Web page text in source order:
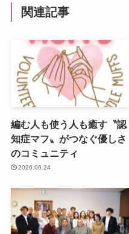
関連記事
編む人も使う人も癒す〝認
知症マフ〟がつなぐ優しさ
のコミュニティ
2026.06.24